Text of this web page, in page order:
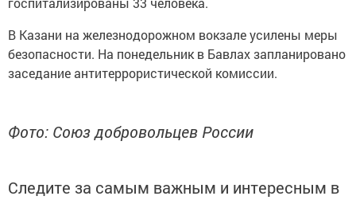
В Казани на железнодорожном вокзале усилены меры
безопасности. На понедельник в Бавлах запланировано
заседание антитеррористической комиссии.
Фото: Союз добровольцев России
Следите за самым важным и интересным в